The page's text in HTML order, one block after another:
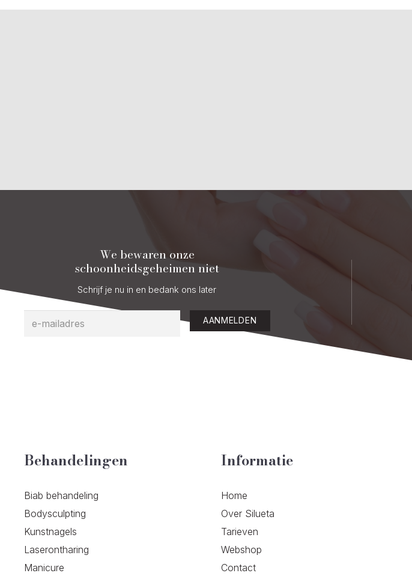
We bewaren onze
schoonheidsgeheimen niet
Schrijf je nu in en bedank ons later
AANMELDEN
Behandelingen
Biab behandeling
Bodysculpting
Kunstnagels
Laserontharing
Manicure
Informatie
Home
Over Silueta
Tarieven
Webshop
Contact